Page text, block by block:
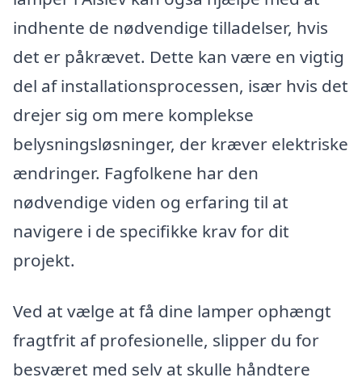
indhente de nødvendige tilladelser, hvis
det er påkrævet. Dette kan være en vigtig
del af installationsprocessen, især hvis det
drejer sig om mere komplekse
belysningsløsninger, der kræver elektriske
ændringer. Fagfolkene har den
nødvendige viden og erfaring til at
navigere i de specifikke krav for dit
projekt.
Ved at vælge at få dine lamper ophængt
fragtfrit af profesionelle, slipper du for
besværet med selv at skulle håndtere